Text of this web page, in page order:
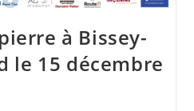
à Bissey-
le 15 décembre